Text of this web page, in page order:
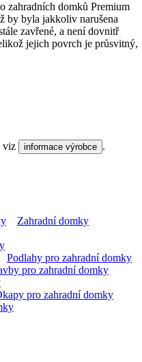
zahradních domků Premium
by byla jakkoliv narušena
zavřené, a není dovnitř
jejich povrch je průsvitný,
viz informace výrobce .
Zahradní domky
Podlahy pro zahradní domky
pro zahradní domky
pro zahradní domky